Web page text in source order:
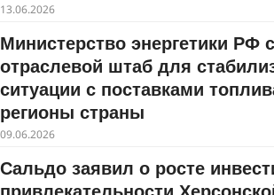
13.06.2026
Министерство энергетики РФ
отраслевой штаб для
ситуации с поставками
регионы страны
09.06.2026
Сальдо заявил о росте
привлекательности